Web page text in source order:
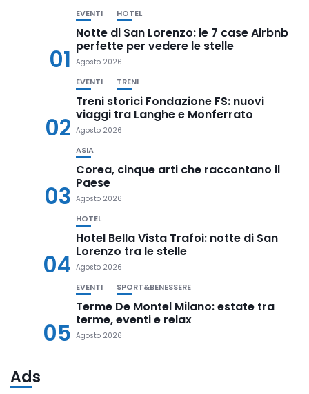
01
EVENTI HOTEL
Notte di San Lorenzo: le 7 case Airbnb
perfette per vedere le stelle
Agosto 2026
02
EVENTI TRENI
Treni storici Fondazione FS: nuovi
viaggi tra Langhe e Monferrato
Agosto 2026
03
ASIA
Corea, cinque arti che raccontano il
Paese
Agosto 2026
04
HOTEL
Hotel Bella Vista Trafoi: notte di San
Lorenzo tra le stelle
Agosto 2026
05
EVENTI SPORT&BENESSERE
Terme De Montel Milano: estate tra
terme, eventi e relax
Agosto 2026
Ads